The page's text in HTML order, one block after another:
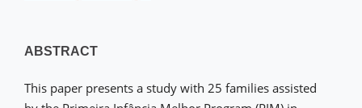
ABSTRACT
This paper presents a study with 25 families assisted